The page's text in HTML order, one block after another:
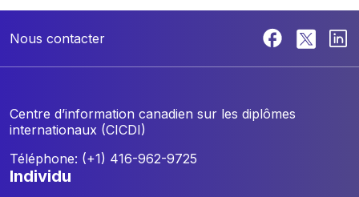
Nous contacter
Centre d’information canadien sur les diplômes
internationaux (CICDI)
Téléphone: (+1) 416-962-9725
individu